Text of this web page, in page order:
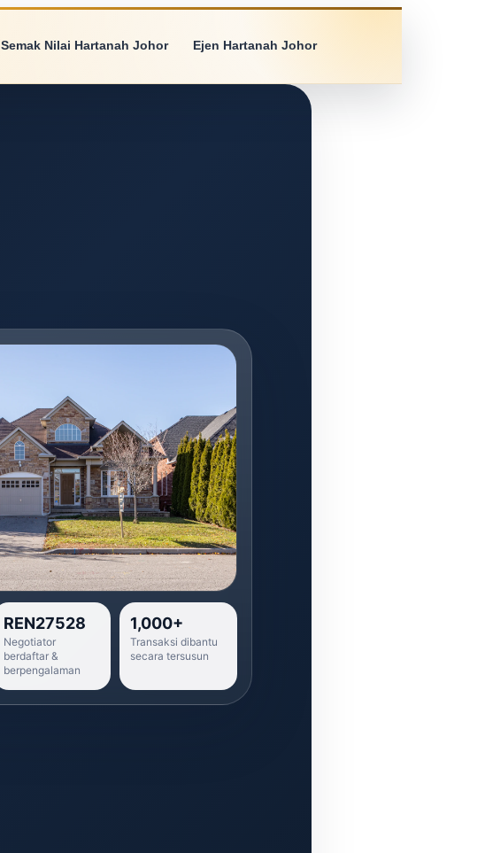
Semak Nilai Hartanah Johor Ejen Hartanah Johor
REN27528
Negotiator
berdaftar &
berpengalaman
1,000+
Transaksi dibantu
secara tersusun